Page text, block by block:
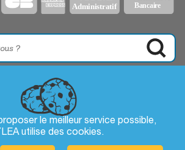
le meilleur service possible,
utilise des cookies.